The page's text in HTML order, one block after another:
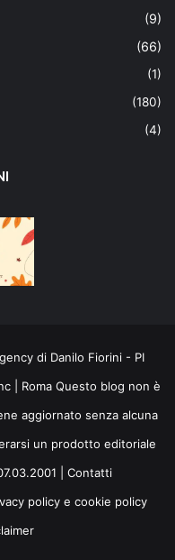
(9)
(66)
(1)
(180)
(4)
di Danilo Fiorini - PI
| Roma Questo blog non è
aggiornato senza alcuna
un prodotto editoriale
| Contatti
policy e cookie policy